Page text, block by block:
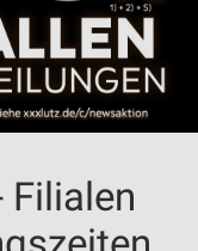
Filialen